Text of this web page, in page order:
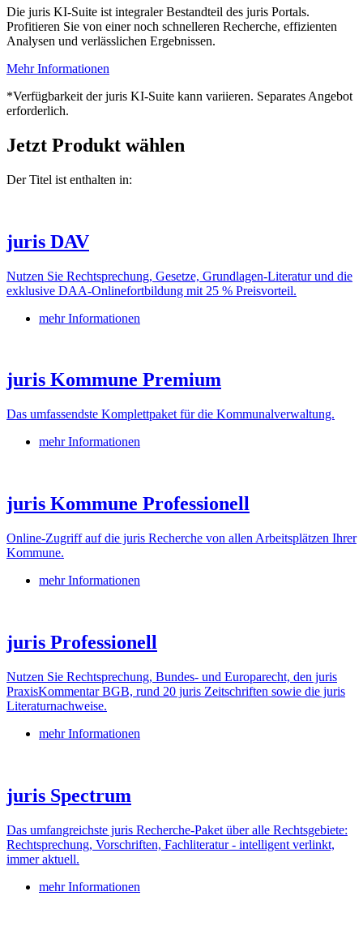
Die juris KI-Suite ist integraler Bestandteil des juris Portals.
Profitieren Sie von einer noch schnelleren Recherche, effizienten
Analysen und verlässlichen Ergebnissen.
Mehr Informationen
*Verfügbarkeit der juris KI-Suite kann variieren. Separates Angebot
erforderlich.
Jetzt Produkt wählen
Der Titel ist enthalten in:
juris DAV
Nutzen Sie Rechtsprechung, Gesetze, Grundlagen-Literatur und die
exklusive DAA-Onlinefortbildung mit 25 % Preisvorteil.
mehr Informationen
juris Kommune Premium
Das umfassendste Komplettpaket für die Kommunalverwaltung.
mehr Informationen
juris Kommune Professionell
Online-Zugriff auf die juris Recherche von allen Arbeitsplätzen Ihrer
Kommune.
mehr Informationen
juris Professionell
Nutzen Sie Rechtsprechung, Bundes- und Europarecht, den juris
PraxisKommentar BGB, rund 20 juris Zeitschriften sowie die juris
Literaturnachweise.
mehr Informationen
juris Spectrum
Das umfangreichste juris Recherche-Paket über alle Rechtsgebiete:
Rechtsprechung, Vorschriften, Fachliteratur - intelligent verlinkt,
immer aktuell.
mehr Informationen